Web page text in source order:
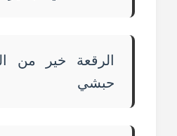
الرقعة خير من
حبشي